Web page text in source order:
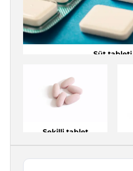
Süt tableti
Şekilli tablet